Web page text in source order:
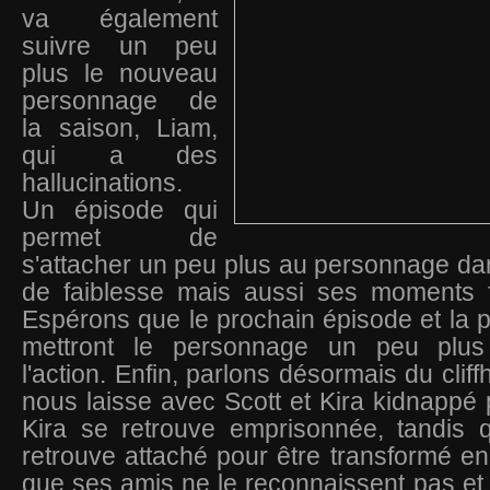
va également
suivre un peu
plus le nouveau
personnage de
la saison, Liam,
qui a des
hallucinations.
Un épisode qui
permet de
s'attacher un peu plus au personnage
de faiblesse mais aussi ses moments
Espérons que le prochain épisode et la
mettront le personnage un peu
l'action. Enfin, parlons désormais du
nous laisse avec Scott et Kira kidnappé
Kira se retrouve emprisonnée, tandis
retrouve attaché pour être transformé
que ses amis ne le reconnaissent pas